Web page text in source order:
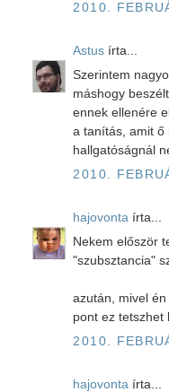
2010.
Astus írta...
Szerintem
máshogy
ennek ellenére
a tanítás, amit ő
hallgatóságnál
2010.
hajovonta írta...
Nekem először
"szubsztancia"
azután, mivel
pont ez tetszhet
2010.
hajovonta írta...